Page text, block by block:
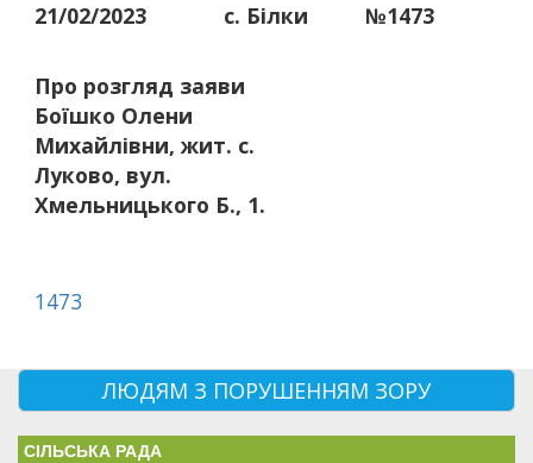
21/02/2023 с. Білки №1473
Про розгляд заяви
Боїшко Олени
Михайлівни, жит. с.
Луково, вул.
Хмельницького Б., 1.
1473
ЛЮДЯМ З ПОРУШЕННЯМ ЗОРУ
СІЛЬСЬКА РАДА